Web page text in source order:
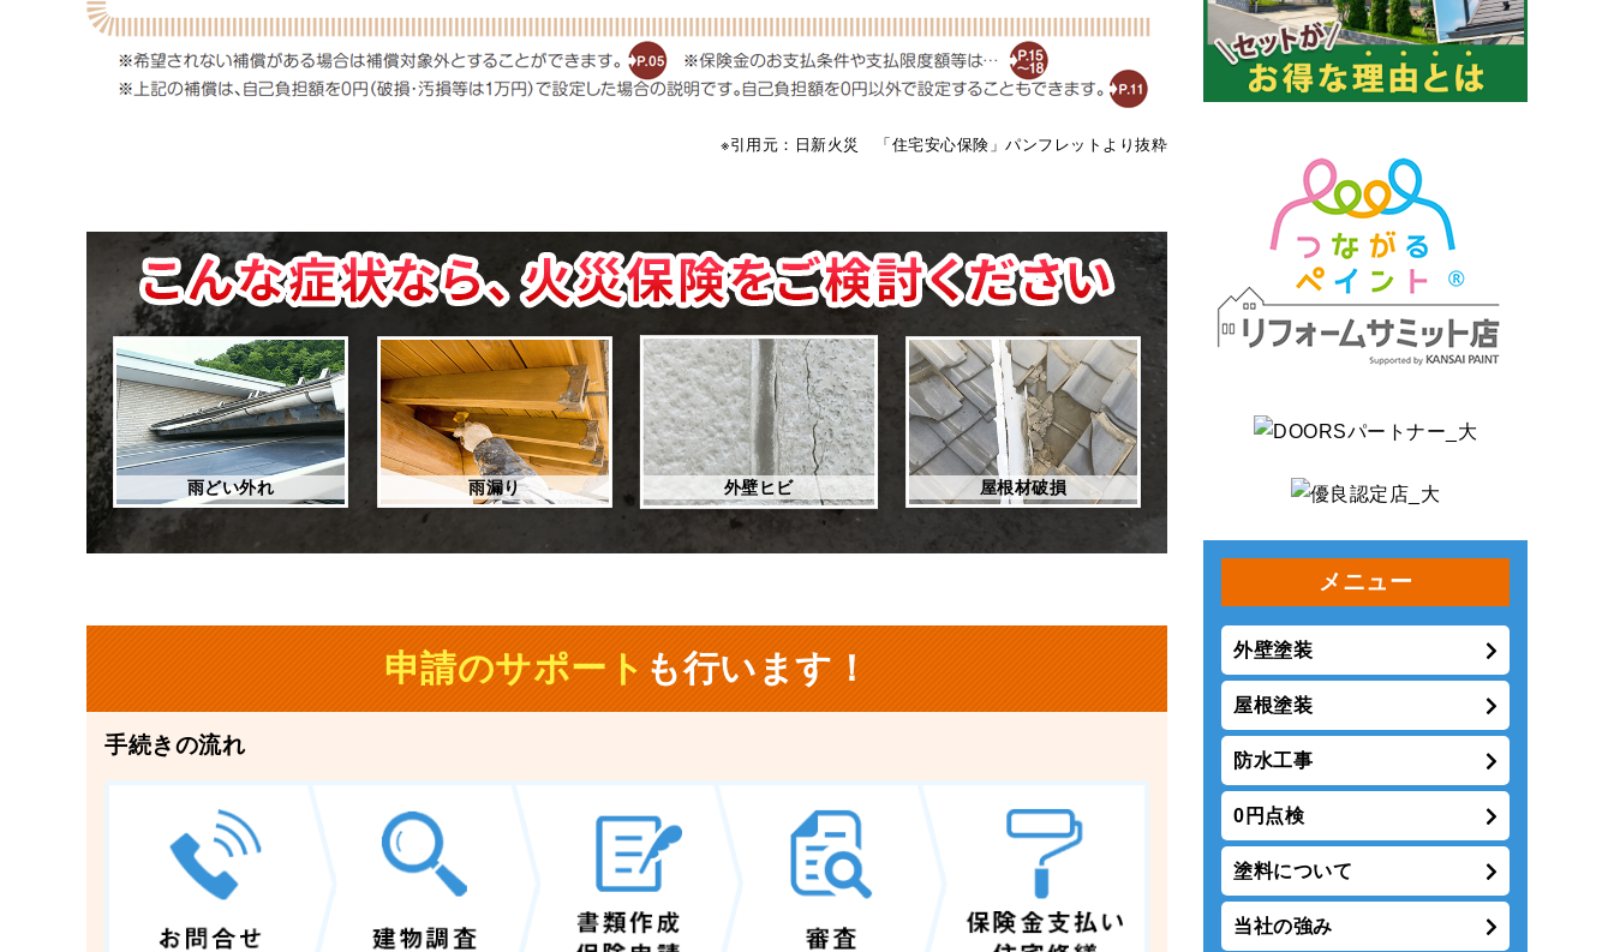
※引用元：日新火災 「住宅安心保険」パンフレットより抜粋
雨どい外れ 雨漏り 外壁ヒビ 屋根材破損
申請のサポート も行います！
手続きの流れ
メニュー
外壁塗装
屋根塗装
防水工事
0円点検
塗料について
当社の強み